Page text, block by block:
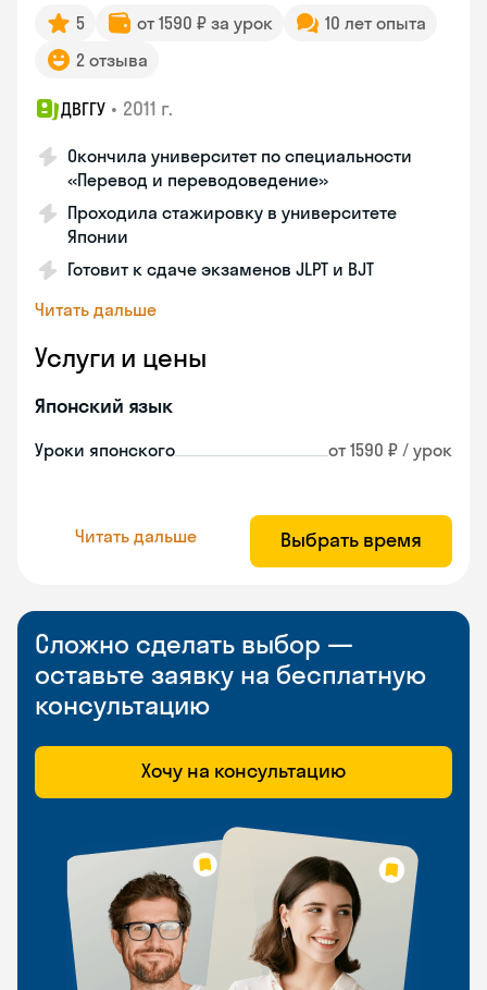
5 от 1590 ₽ за урок
10 лет опыта
2 отзыва
ДВГГУ • 2011 г.
Окончила университет по специальности
«Перевод и переводоведение»
Проходила стажировку в университете
Японии
Готовит к сдаче экзаменов JLPT и BJT
Читать дальше
Услуги и цены
Японский язык
Уроки японского от 1590 ₽ / урок
Читать дальше Выбрать время
Сложно сделать выбор —
оставьте заявку на бесплатную
консультацию
Хочу на консультацию